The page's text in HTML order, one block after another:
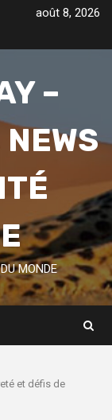
août 8, 2026
–
MONDE
et défis de